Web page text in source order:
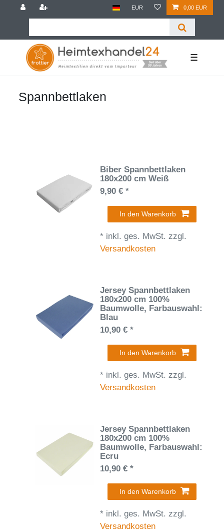
EUR 0,00 EUR
☰
Spannbettlaken
Biber Spannbettlaken
180x200 cm Weiß
9,90 € *
In den Warenkorb
* inkl. ges. MwSt. zzgl.
Versandkosten
Jersey Spannbettlaken
180x200 cm 100%
Baumwolle, Farbauswahl:
Blau
10,90 € *
In den Warenkorb
* inkl. ges. MwSt. zzgl.
Versandkosten
Jersey Spannbettlaken
180x200 cm 100%
Baumwolle, Farbauswahl:
Ecru
10,90 € *
In den Warenkorb
* inkl. ges. MwSt. zzgl.
Versandkosten